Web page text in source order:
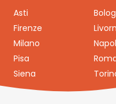
Asti
Firenze
Milano
Pisa
Siena